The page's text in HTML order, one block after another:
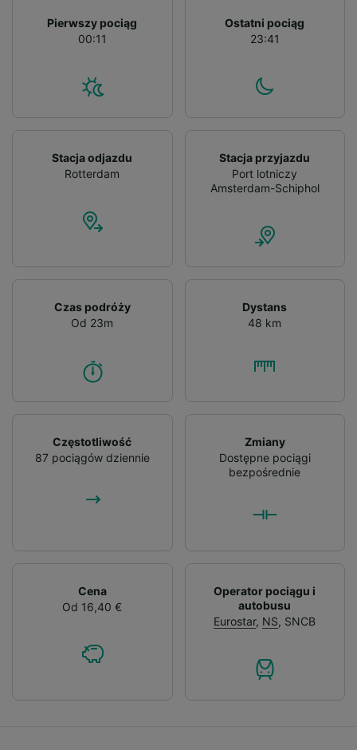
Pierwszy pociąg
00:11
Ostatni pociąg
23:41
Stacja odjazdu
Rotterdam
Stacja przyjazdu
Port lotniczy
Amsterdam-Schiphol
Czas podróży
Od 23m
Dystans
48 km
Częstotliwość
87 pociągów dziennie
Zmiany
Dostępne pociągi
bezpośrednie
Cena
Od 16,40 €
Operator pociągu i
autobusu
Eurostar, NS, SNCB